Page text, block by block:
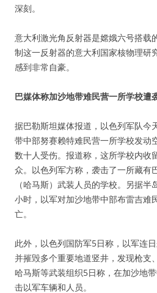
深刻。
意大利激光角反射器是嫦娥六号搭载
制这一反射器的意大利国家核物理研
感到非常自豪。
巴媒体称加沙地带难民营一所学校遭
据巴勒斯坦媒体报道，以色列军队今
带中部努赛赖特难民营一所学校发动
数十人受伤。报道称，这所学校内收
众。以色列军方称，袭击了一所藏有
（哈马斯）武装人员的学校。另据
小时，以军对加沙地带中部布雷吉难
亡。
此外，以色列国防军5日称，以军连
并摧毁多个重要地道竖井，发现枪支
哈马斯等武装组织5日称，在加沙地
击以军车辆和人员。